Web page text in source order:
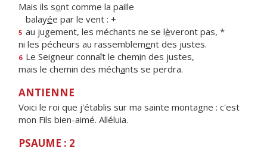
Mais ils sont comme la paille
balayée par le vent : +
5 au jugement, les méchants ne se lèveront pas, *
ni les pécheurs au rassemblement des justes.
6 Le Seigneur connaît le chemin des justes,
mais le chemin des méchants se perdra.
ANTIENNE
Voici le roi que j'établis sur ma sainte montagne : c'est
mon Fils bien-aimé. Alléluia.
PSAUME : 2